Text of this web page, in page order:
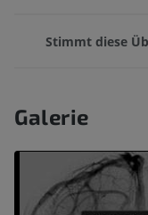
Stimmt diese
Galerie